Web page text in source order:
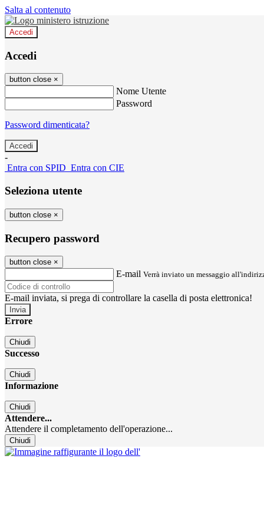
Salta al contenuto
Accedi
Accedi
button close ×
Nome Utente
Password
Password dimenticata?
-
Entra con SPID Entra con CIE
Seleziona utente
button close ×
Recupero password
button close ×
E-mail Verrà inviato un messaggio
E-mail inviata, si prega di controllare la casella di posta elettronica!
Errore
Chiudi
Successo
Chiudi
Informazione
Chiudi
Attendere...
Attendere il completamento dell'operazione...
Chiudi